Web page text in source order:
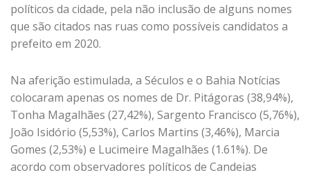
políticos da cidade, pela não inclusão de alguns nomes
que são citados nas ruas como possíveis candidatos a
prefeito em 2020.
Na aferição estimulada, a Séculos e o Bahia Notícias
colocaram apenas os nomes de Dr. Pitágoras (38,94%),
Tonha Magalhães (27,42%), Sargento Francisco (5,76%),
João Isidório (5,53%), Carlos Martins (3,46%), Marcia
Gomes (2,53%) e Lucimeire Magalhães (1.61%). De
acordo com observadores políticos de Candeias